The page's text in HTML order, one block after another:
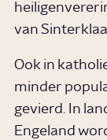
van
Ook in
minder
gevierd. In
Engeland